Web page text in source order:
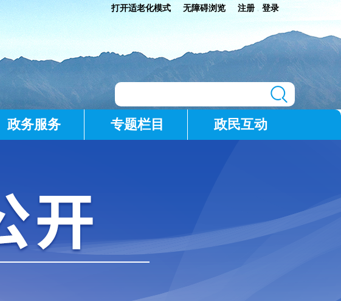
打开适老化模式 无障碍浏览 注册 登录
政务服务 专题栏目 政民互动